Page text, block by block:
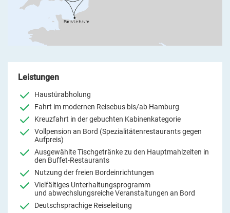
Leistungen
Haustürabholung
Fahrt im modernen Reisebus bis/ab Hamburg
Kreuzfahrt in der gebuchten Kabinenkategorie
Vollpension an Bord (Spezialitätenrestaurants gegen
Aufpreis)
Ausgewählte Tischgetränke zu den Hauptmahlzeiten in
den Buffet-Restaurants
Nutzung der freien Bordeinrichtungen
Vielfältiges Unterhaltungsprogramm
und abwechslungsreiche Veranstaltungen an Bord
Deutschsprachige Reiseleitung